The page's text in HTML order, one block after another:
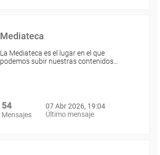
Mediateca
La Mediateca es el lugar en el que
podemos subir nuestras contenidos…
54
Mensajes
07 Abr 2026, 19:04
Último mensaje